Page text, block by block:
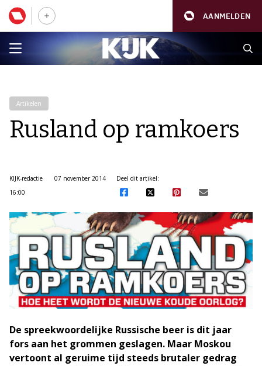
AANMELDEN
Artikelen
Rusland op ramkoers
KIJK-redactie
07 november 2014
16:00
Deel dit artikel:
De spreekwoordelijke Russische beer is dit jaar
fors aan het grommen geslagen. Maar Moskou
vertoont al geruime tijd steeds brutaler gedrag